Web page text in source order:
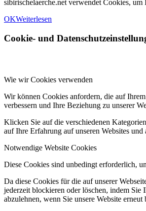
sibirischelaerche.net verwendet Cookies,
OKWeiterlesen
Cookie- und
Wie wir Cookies verwenden
Wir können Cookies anfordern, die auf
verbessern und Ihre Beziehung zu unserer
Klicken Sie auf die verschiedenen
auf Ihre Erfahrung auf unseren Websites
Notwendige Website Cookies
Diese Cookies sind unbedingt erforderlich,
Da diese Cookies für die auf unserer
jederzeit blockieren oder löschen, indem
abzulehnen, wenn Sie unsere Website erneut